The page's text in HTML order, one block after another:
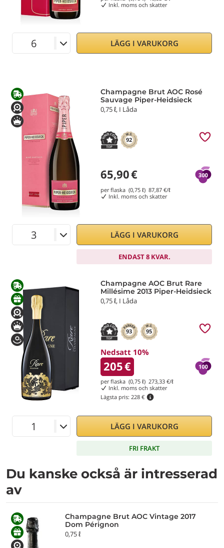
Inkl. moms och skatter
LÄGG I VARUKORG
Champagne Brut AOC Rosé
Sauvage Piper-Heidsieck
0,75 ℓ, I Låda
92
65,90€
per flaska (0,75 ℓ) 87,87€/ℓ
Inkl. moms och skatter
LÄGG I VARUKORG
ENDAST 8 KVAR.
Champagne AOC Brut Rare
Millésime 2013 Piper-Heidsieck
0,75 ℓ, I Låda
93 95
Nedsatt 10%
205€
per flaska (0,75 ℓ) 273,33€/ℓ
Inkl. moms och skatter
Lägsta pris: 228 €
LÄGG I VARUKORG
FRI FRAKT
Du kanske också är intresserad
av
Champagne Brut AOC Vintage 2017
Dom Pérignon
0,75 ℓ